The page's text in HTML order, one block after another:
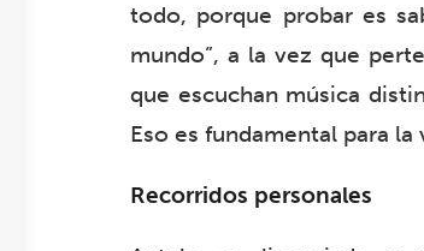
todo, porque probar es
mundo”, a la vez que
que escuchan música
Eso es fundamental para la
Recorridos personales